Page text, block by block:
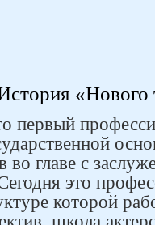
«Нового
первый
во главе с
это
которой
соцсетях